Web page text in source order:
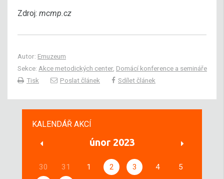
Zdroj: mcmp.cz
Autor: Emuzeum
Sekce: Akce metodických center, Domácí konference a semináře
Tisk
Poslat článek Sdílet článek
KALENDÁŘ AKCÍ
únor 2023
30 31 1 2 3 4
5